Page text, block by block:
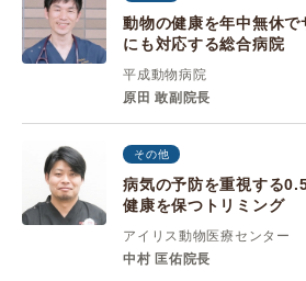
動物の健康を年中無休
にも対応する総合病院
平成動物病院
原田 敢副院長
その他
病気の予防を重視する
健康を保つトリミング
アイリス動物医療センター
中村 匡佑院長